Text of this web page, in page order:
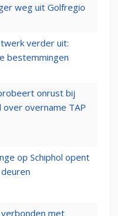
weg uit Golfregio
verder uit:
bestemmingen
onrust bij
overname TAP
op Schiphol opent
verbonden met